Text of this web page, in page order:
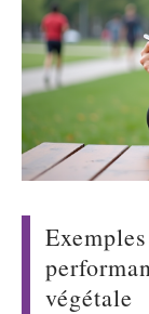
végétale